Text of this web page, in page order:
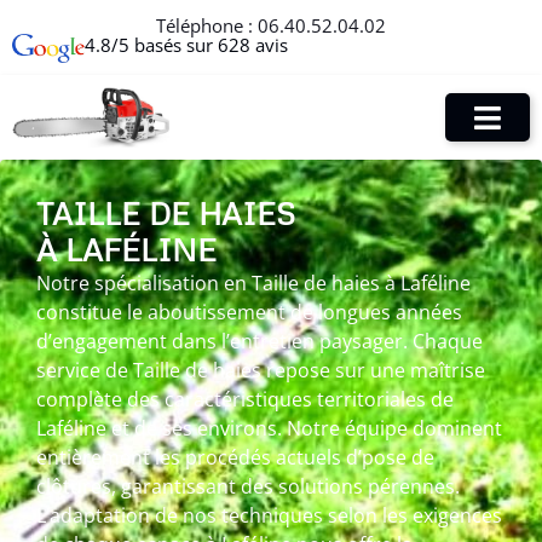
Téléphone : 06.40.52.04.02
4.8/5 basés sur 628 avis
TAILLE DE HAIES
À LAFÉLINE
Notre spécialisation en Taille de haies à Laféline
constitue le aboutissement de longues années
d’engagement dans l’entretien paysager. Chaque
service de Taille de haies repose sur une maîtrise
complète des caractéristiques territoriales de
Laféline et de ses environs. Notre équipe dominent
entièrement les procédés actuels d’pose de
clôtures, garantissant des solutions pérennes.
L’adaptation de nos techniques selon les exigences